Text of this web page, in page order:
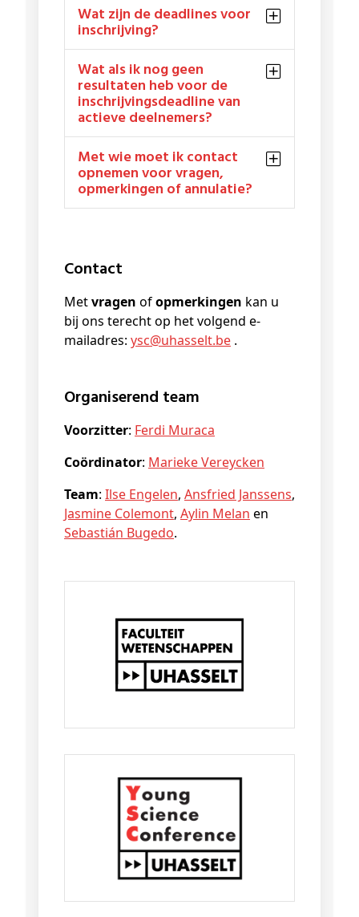
Wat zijn de deadlines voor
inschrijving?
Wat als ik nog geen
resultaten heb voor de
inschrijvingsdeadline van
actieve deelnemers?
Met wie moet ik contact
opnemen voor vragen,
opmerkingen of annulatie?
Contact
Metvragen ofopmerkingen kan u
bij ons terecht op het volgend e-
mailadres: ysc@uhasselt.be .
Organiserend team
Voorzitter: Ferdi Muraca
Coördinator: Marieke Vereycken
Team: Ilse Engelen, Ansfried Janssens,
Jasmine Colemont, Aylin Melan en
Sebastián Bugedo.